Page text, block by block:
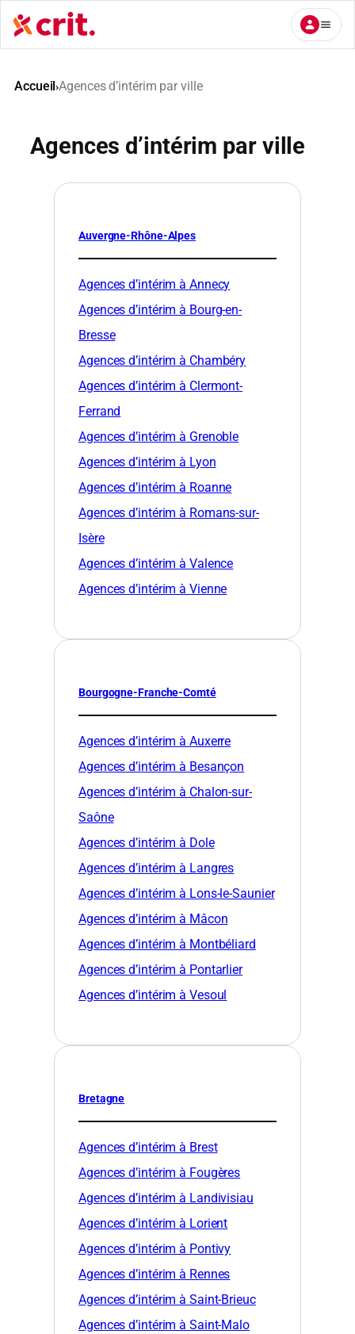
Aller
au
contenu
Accueil›Agences d’intérim par ville
Agences d’intérim par ville
Auvergne-Rhône-Alpes
Agences d’intérim à Annecy
Agences d’intérim à Bourg-en-
Bresse
Agences d’intérim à Chambéry
Agences d’intérim à Clermont-
Ferrand
Agences d’intérim à Grenoble
Agences d’intérim à Lyon
Agences d’intérim à Roanne
Agences d’intérim à Romans-sur-
Isère
Agences d’intérim à Valence
Agences d’intérim à Vienne
Bourgogne-Franche-Comté
Agences d’intérim à Auxerre
Agences d’intérim à Besançon
Agences d’intérim à Chalon-sur-
Saône
Agences d’intérim à Dole
Agences d’intérim à Langres
Agences d’intérim à Lons-le-Saunier
Agences d’intérim à Mâcon
Agences d’intérim à Montbéliard
Agences d’intérim à Pontarlier
Agences d’intérim à Vesoul
Bretagne
Agences d’intérim à Brest
Agences d’intérim à Fougères
Agences d’intérim à Landivisiau
Agences d’intérim à Lorient
Agences d’intérim à Pontivy
Agences d’intérim à Rennes
Agences d’intérim à Saint-Brieuc
Agences d’intérim à Saint-Malo